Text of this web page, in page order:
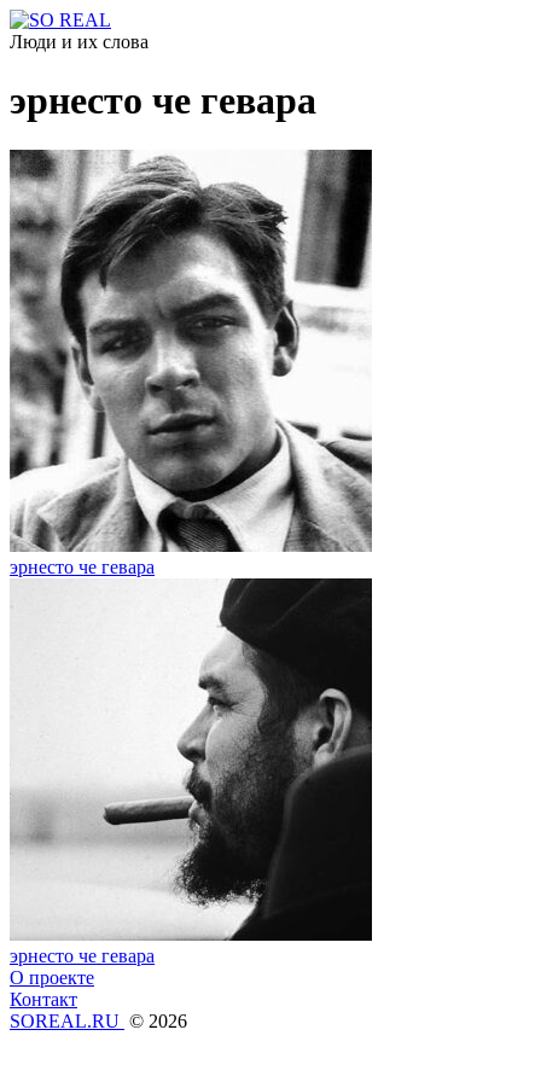
Люди и их слова
эрнесто че гевара
эрнесто че гевара
эрнесто че гевара
О проекте
Контакт
SOREAL.RU © 2026